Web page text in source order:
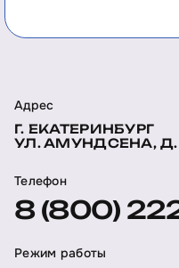
Адрес
Г. ЕКАТЕРИНБУРГ
УЛ. АМУНДСЕНА, Д.
Телефон
8 (800)
Режим работы